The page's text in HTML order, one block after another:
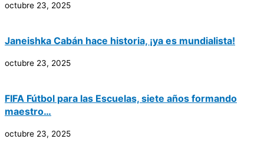
octubre 23, 2025
Janeishka Cabán hace historia, ¡ya es mundialista!
octubre 23, 2025
FIFA Fútbol para las Escuelas, siete años formando
maestro…
octubre 23, 2025